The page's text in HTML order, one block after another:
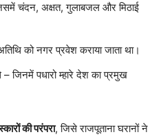
चंदन, अक्षत, गुलाबजल और मिठाई
को नगर प्रवेश कराया जाता था।
– जिनमें पधारो म्हारे देश का प्रमुख
की परंपरा, जिसे राजपूताना घरानों ने